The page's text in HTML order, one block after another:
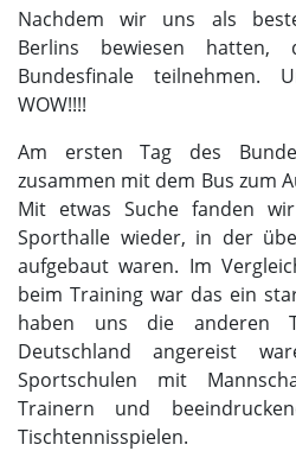
Nachdem wir uns als
Berlins bewiesen
Bundesfinale teilnehmen.
WOW!!!!
Am ersten Tag des
zusammen mit dem Bus zum
Mit etwas Suche fanden
Sporthalle wieder, in der
aufgebaut waren. Im
beim Training war das ein
haben uns die anderen
Deutschland angereist
Sportschulen mit
Trainern und
Tischtennisspielen.